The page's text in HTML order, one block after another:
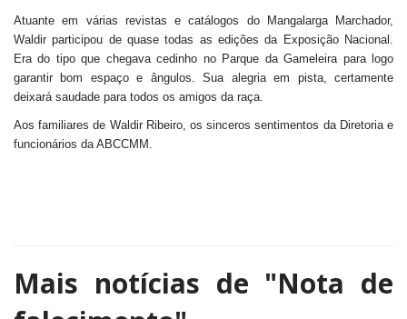
Atuante em várias revistas e catálogos do Mangalarga Marchador,
Waldir participou de quase todas as edições da Exposição Nacional.
Era do tipo que chegava cedinho no Parque da Gameleira para logo
garantir bom espaço e ângulos. Sua alegria em pista, certamente
deixará saudade para todos os amigos da raça.
Aos familiares de Waldir Ribeiro, os sinceros sentimentos da Diretoria e
funcionários da ABCCMM.
Mais notícias de "Nota de